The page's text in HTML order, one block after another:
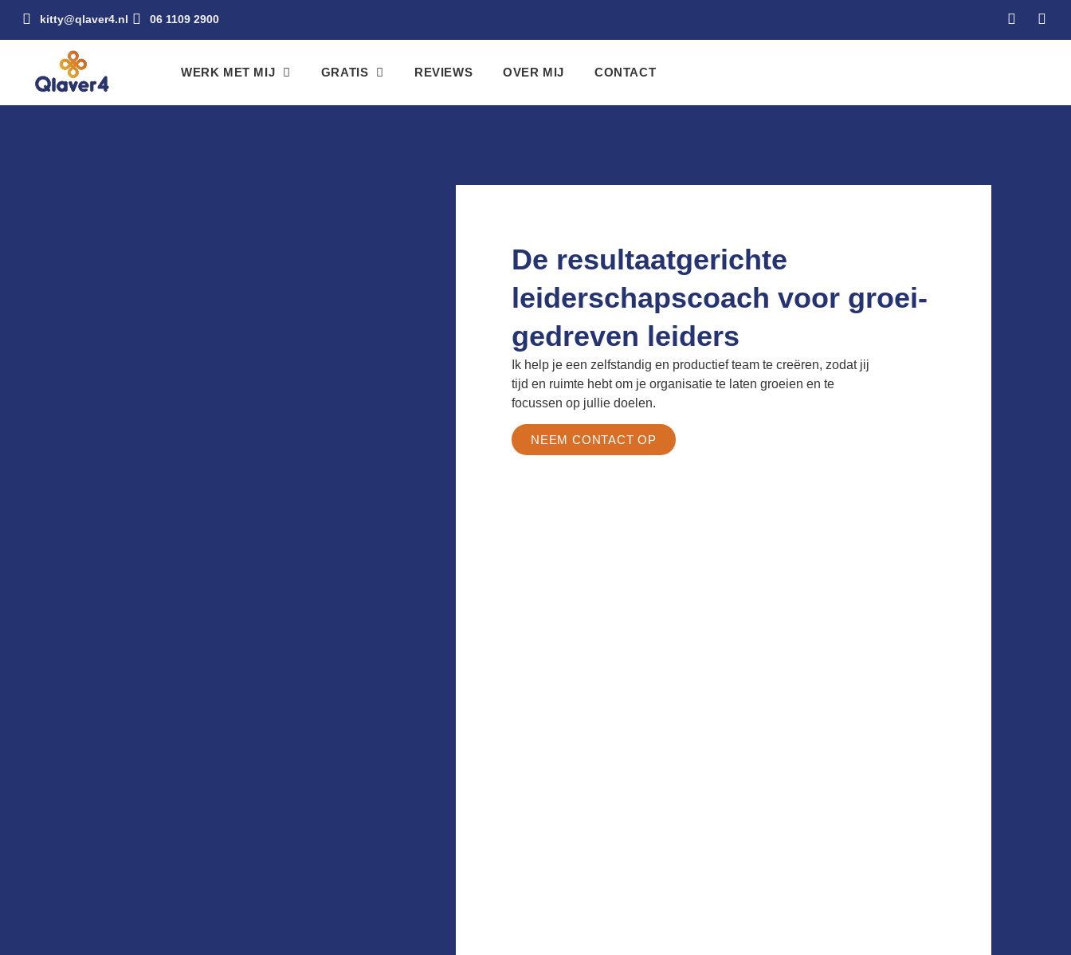
kitty@qlaver4.nl 06 1109 2900
WERK MET MIJ GRATIS REVIEWS OVER MIJ CONTACT
De resultaatgerichte
leiderschapscoach voor groei-
gedreven leiders
Ik help je een zelfstandig en productief team te creëren, zodat jij
tijd en ruimte hebt om je organisatie te laten groeien en te
focussen op jullie doelen.
NEEM CONTACT OP